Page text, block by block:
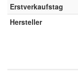
Erstverkaufstag
Hersteller